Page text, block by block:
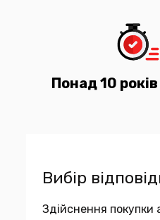
Понад 10
Вибір
Здійснення покупки